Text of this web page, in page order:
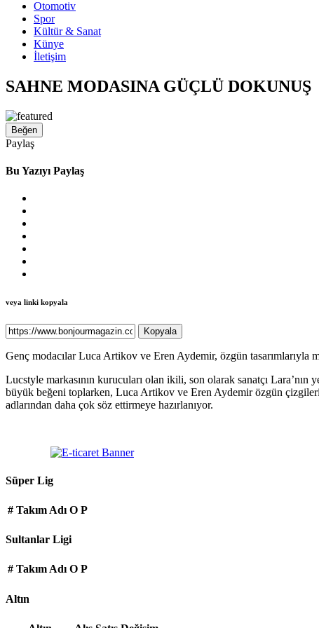
Otomotiv
Spor
Kültür & Sanat
Künye
İletişim
SAHNE MODASINA GÜÇLÜ DOKUNUŞ
Beğen
Paylaş
Bu Yazıyı Paylaş
veya linki kopyala
Kopyala
Genç modacılar Luca Artikov ve Eren Aydemir, özgün tasarımlarıyla
Lucstyle markasının kurucuları olan ikili, son olarak sanatçı
büyük beğeni toplarken, Luca Artikov ve Eren Aydemir özgün
adlarından daha çok söz ettirmeye hazırlanıyor.
Süper Lig
# Takım Adı O P
Sultanlar Ligi
# Takım Adı O P
Altın